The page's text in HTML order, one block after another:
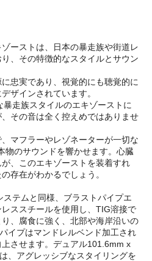
ーストは、日本の暴走族や街道レ
、その特徴的なスタイルとサウン
忠実であり、視覚的にも聴覚的に
ザインされています。
走族スタイルのエキゾーストに
その音は全く控えめではありませ
マフラーやレゾネーターが一切な
物のサウンドを響かせます。心臓
、このエキゾーストを装着すれ
存在がわかるでしょう。
テムと同様、ブラストパイプエ
ススチールを使用し、TIG溶接で
、腐食に強く、北部や海岸沿いの
イプはマンドレルベンド加工され
させます。デュアル101.6mm x
、アグレッシブなスタイリングを